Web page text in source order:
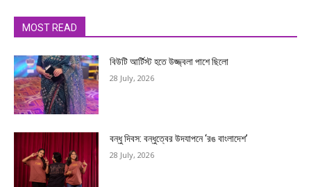
MOST READ
বিউটি আর্টিস্ট হতে উজ্জ্বলা পাশে ছিলো
28 July, 2026
বন্ধু দিবস: বন্ধুত্বের উদযাপনে ‘রঙ বাংলাদেশ’
28 July, 2026